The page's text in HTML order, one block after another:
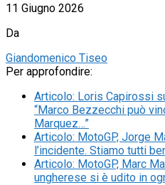
11 Giugno 2026
Da
Giandomenico Tiseo
Per approfondire:
Articolo: Loris Capirossi
“Marco Bezzecchi può
Marquez…”
Articolo: MotoGP, Jorge
l’incidente. Stiamo tutti
Articolo: MotoGP, Marc
ungherese si è udito in